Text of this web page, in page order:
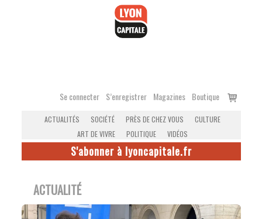
Se connecter S’enregistrer Magazines Boutique
Voir
ACTUALITÉS SOCIÉTÉ PRÈS DE CHEZ VOUS
CULTURE
ART DE VIVRE
POLITIQUE VIDÉOS
S'abonner à lyoncapitale.fr
ACTUALITÉ